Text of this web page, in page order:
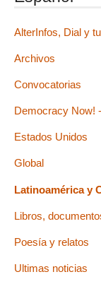
AlterInfos, Dial y tu
Archivos
Convocatorias
Democracy Now!
Estados Unidos
Global
Latinoamérica y
Libros,
Poesía y relatos
Ultimas noticias